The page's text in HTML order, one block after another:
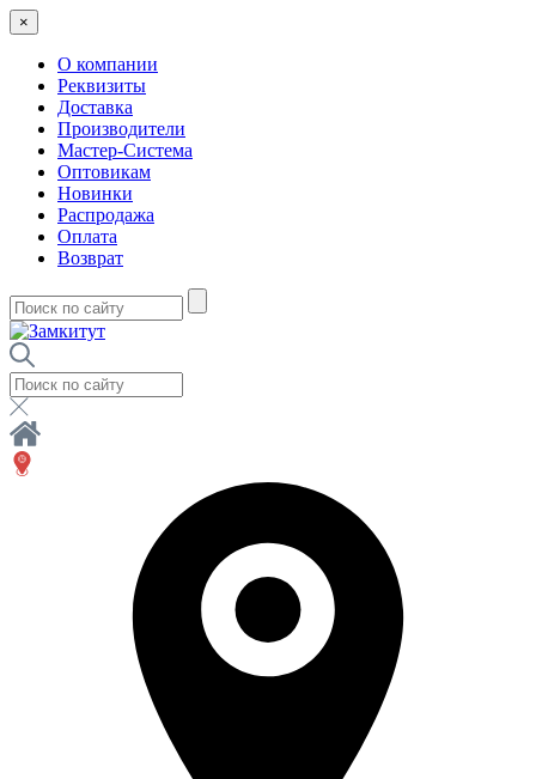
×
О компании
Реквизиты
Доставка
Производители
Мастер-Система
Оптовикам
Новинки
Распродажа
Оплата
Возврат